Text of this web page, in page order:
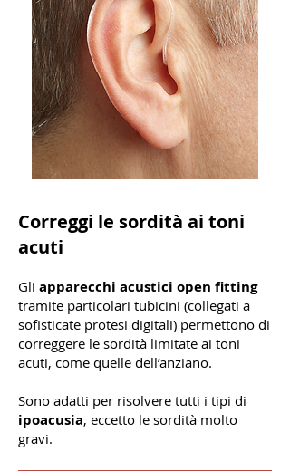
Correggi le sordità ai toni
acuti
Gli apparecchi acustici open fitting
tramite particolari tubicini (collegati a
sofisticate protesi digitali) permettono di
correggere le sordità limitate ai toni
acuti, come quelle dell’anziano.
Sono adatti per risolvere tutti i tipi di
ipoacusia, eccetto le sordità molto
gravi.